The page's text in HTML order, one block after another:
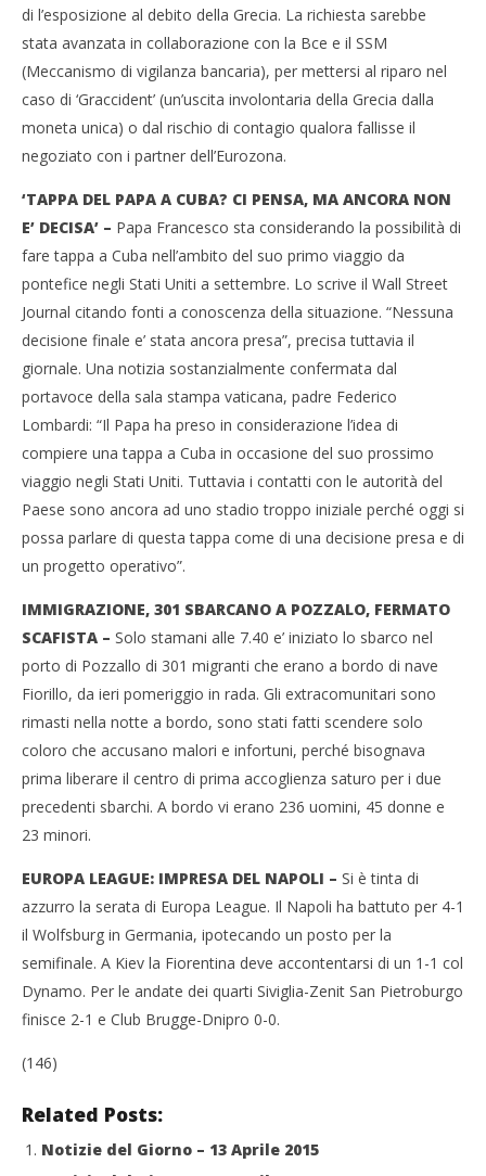
di l’esposizione al debito della Grecia. La richiesta sarebbe
stata avanzata in collaborazione con la Bce e il SSM
(Meccanismo di vigilanza bancaria), per mettersi al riparo nel
caso di ‘Graccident’ (un’uscita involontaria della Grecia dalla
moneta unica) o dal rischio di contagio qualora fallisse il
negoziato con i partner dell’Eurozona.
‘TAPPA DEL PAPA A CUBA? CI PENSA, MA ANCORA NON
E’ DECISA’ – Papa Francesco sta considerando la possibilità di
fare tappa a Cuba nell’ambito del suo primo viaggio da
pontefice negli Stati Uniti a settembre. Lo scrive il Wall Street
Journal citando fonti a conoscenza della situazione. “Nessuna
decisione finale e’ stata ancora presa”, precisa tuttavia il
giornale. Una notizia sostanzialmente confermata dal
portavoce della sala stampa vaticana, padre Federico
Lombardi: “Il Papa ha preso in considerazione l’idea di
compiere una tappa a Cuba in occasione del suo prossimo
viaggio negli Stati Uniti. Tuttavia i contatti con le autorità del
Paese sono ancora ad uno stadio troppo iniziale perché oggi si
possa parlare di questa tappa come di una decisione presa e di
un progetto operativo”.
IMMIGRAZIONE, 301 SBARCANO A POZZALO, FERMATO
SCAFISTA – Solo stamani alle 7.40 e’ iniziato lo sbarco nel
porto di Pozzallo di 301 migranti che erano a bordo di nave
Fiorillo, da ieri pomeriggio in rada. Gli extracomunitari sono
rimasti nella notte a bordo, sono stati fatti scendere solo
coloro che accusano malori e infortuni, perché bisognava
prima liberare il centro di prima accoglienza saturo per i due
precedenti sbarchi. A bordo vi erano 236 uomini, 45 donne e
23 minori.
EUROPA LEAGUE: IMPRESA DEL NAPOLI – Si è tinta di
azzurro la serata di Europa League. Il Napoli ha battuto per 4-1
il Wolfsburg in Germania, ipotecando un posto per la
semifinale. A Kiev la Fiorentina deve accontentarsi di un 1-1 col
Dynamo. Per le andate dei quarti Siviglia-Zenit San Pietroburgo
finisce 2-1 e Club Brugge-Dnipro 0-0.
(146)
Related Posts:
Notizie del Giorno – 13 Aprile 2015